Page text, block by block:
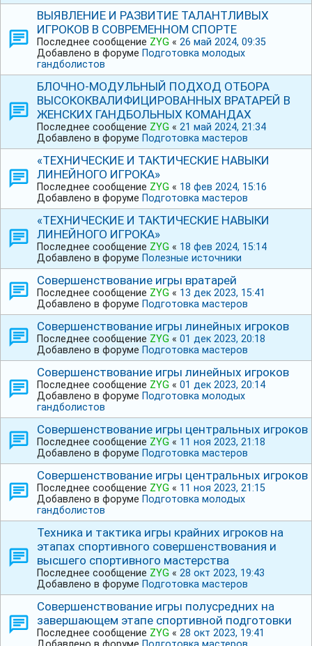
ВЫЯВЛЕНИЕ И РАЗВИТИЕ ТАЛАНТЛИВЫХ
ИГРОКОВ В СОВРЕМЕННОМ СПОРТЕ
Последнее сообщение ZYG « 26 май 2024, 09:35
Добавлено в форуме Подготовка молодых
гандболистов
БЛОЧНО-МОДУЛЬНЫЙ ПОДХОД ОТБОРА
ВЫСОКОКВАЛИФИЦИРОВАННЫХ ВРАТАРЕЙ В
ЖЕНСКИХ ГАНДБОЛЬНЫХ КОМАНДАХ
Последнее сообщение ZYG « 21 май 2024, 21:34
Добавлено в форуме Подготовка мастеров
«ТЕХНИЧЕСКИЕ И ТАКТИЧЕСКИЕ НАВЫКИ
ЛИНЕЙНОГО ИГРОКА»
Последнее сообщение ZYG « 18 фев 2024, 15:16
Добавлено в форуме Подготовка мастеров
«ТЕХНИЧЕСКИЕ И ТАКТИЧЕСКИЕ НАВЫКИ
ЛИНЕЙНОГО ИГРОКА»
Последнее сообщение ZYG « 18 фев 2024, 15:14
Добавлено в форуме Полезные источники
Совершенствование игры вратарей
Последнее сообщение ZYG « 13 дек 2023, 15:41
Добавлено в форуме Подготовка мастеров
Совершенствование игры линейных игроков
Последнее сообщение ZYG « 01 дек 2023, 20:18
Добавлено в форуме Подготовка мастеров
Совершенствование игры линейных игроков
Последнее сообщение ZYG « 01 дек 2023, 20:14
Добавлено в форуме Подготовка молодых
гандболистов
Совершенствование игры центральных игроков
Последнее сообщение ZYG « 11 ноя 2023, 21:18
Добавлено в форуме Подготовка мастеров
Совершенствование игры центральных игроков
Последнее сообщение ZYG « 11 ноя 2023, 21:15
Добавлено в форуме Подготовка молодых
гандболистов
Техника и тактика игры крайних игроков на
этапах спортивного совершенствования и
высшего спортивного мастерства
Последнее сообщение ZYG « 28 окт 2023, 19:43
Добавлено в форуме Подготовка мастеров
Совершенствование игры полусредних на
завершающем этапе спортивной подготовки
Последнее сообщение ZYG « 28 окт 2023, 19:41